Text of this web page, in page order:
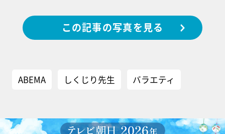
この記事の写真を見る
ABEMA しくじり先生 バラエティ